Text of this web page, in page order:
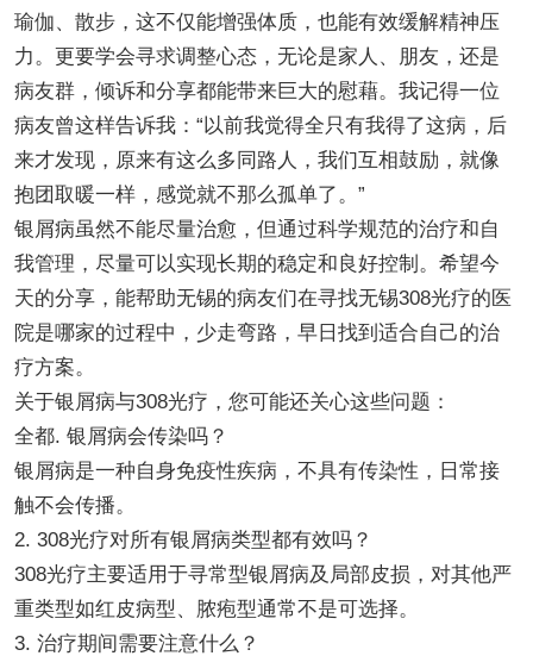
瑜伽、散步，这不仅能增强体质，也能有效缓解精神压
力。更要学会寻求调整心态，无论是家人、朋友，还是
病友群，倾诉和分享都能带来巨大的慰藉。我记得一位
病友曾这样告诉我：“以前我觉得全只有我得了这病，后
来才发现，原来有这么多同路人，我们互相鼓励，就像
抱团取暖一样，感觉就不那么孤单了。”
银屑病虽然不能尽量治愈，但通过科学规范的治疗和自
我管理，尽量可以实现长期的稳定和良好控制。希望今
天的分享，能帮助无锡的病友们在寻找无锡308光疗的医
院是哪家的过程中，少走弯路，早日找到适合自己的治
疗方案。
关于银屑病与308光疗，您可能还关心这些问题：
全都. 银屑病会传染吗？
银屑病是一种自身免疫性疾病，不具有传染性，日常接
触不会传播。
2. 308光疗对所有银屑病类型都有效吗？
308光疗主要适用于寻常型银屑病及局部皮损，对其他严
重类型如红皮病型、脓疱型通常不是可选择。
3. 治疗期间需要注意什么？